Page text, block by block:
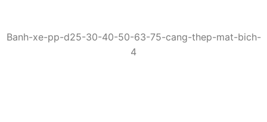
Banh-xe-pp-d25-30-40-50-63-75-cang-thep-mat-bich-
4